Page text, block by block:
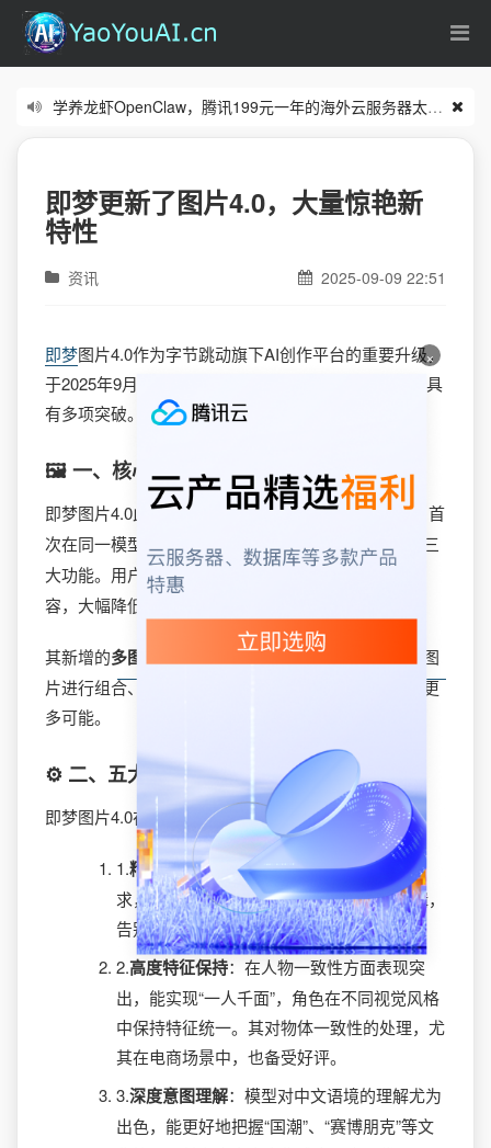
学养龙虾OpenClaw，腾讯199元一年的海外云服务器太合适了
即梦更新了图片4.0，大量惊艳新
特性
资讯 2025-09-09 22:51
即梦图片4.0作为字节跳动旗下AI创作平台的重要升级，
于2025年9月9日正式上线，其在图像生成与编辑领域具
有多项突破。
🖼️ 一、核心功能升级
即梦图片4.0此次升级的核心在于其​​多模态生图能力​​，首
次在同一模型中整合了​​文生图​ ​、​​图像编辑​ ​和​ ​组图生成​
​三
大功能。用户通过​​自然语言描述​ ​就能灵活控制图像内
容，大幅降低了AI创作的门槛。
其新增的​​多图参考上传功能​​允许用户一次性上传多张图
片进行组合、迁移、替换等复合编辑，为创意提供了更
多可能。
⚙️ 二、五大技术优势与体验提升
即梦图片4.0在技术层面展现了多项显著优势：
1.​​精准指令编辑​
​：用户只需用大白话描述需
求，就能完成增删、修改、替换等复杂编辑，
告别繁琐的“魔法咒语”。
2.​​高度特征保持​​：在人物一致性方面表现突
出，能实现“一人千面”，角色在不同视觉风格
中保持特征统一。其对物体一致性的处理，尤
其在电商场景中，也备受好评。
3.​​深度意图理解​​：模型对中文语境的理解尤为
出色，能更好地把握“国潮”、“赛博朋克”等文
×